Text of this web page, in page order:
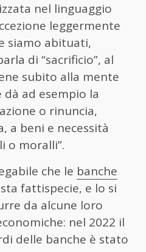
nel linguaggio
leggermente
siamo abituati,
di “sacrificio”, al
subito alla mente
ad esempio la
o rinuncia,
a beni e necessità
o moralli”.
che le banche
fattispecie, e lo si
da alcune loro
nel 2022 il
delle banche è stato